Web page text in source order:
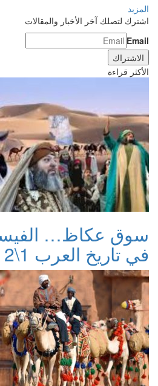
المزيد
اشترك لتصلك آخر الأخبار والمقالات
Email
الأكثر قراءة
سوق عكاظ…
في تاريخ العرب 1\2